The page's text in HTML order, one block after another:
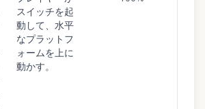
スイッチを起
動して、水平
なプラットフ
ォームを上に
動かす。